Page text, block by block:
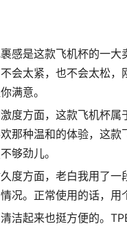
裹感是这款飞机杯的一
会太紧，也不会太松
满意。
激度方面，这款飞机杯
那种温和的体验，这
够劲儿。
久度方面，老白我用了
况。正常使用的话，用
清洁起来也挺方便的。